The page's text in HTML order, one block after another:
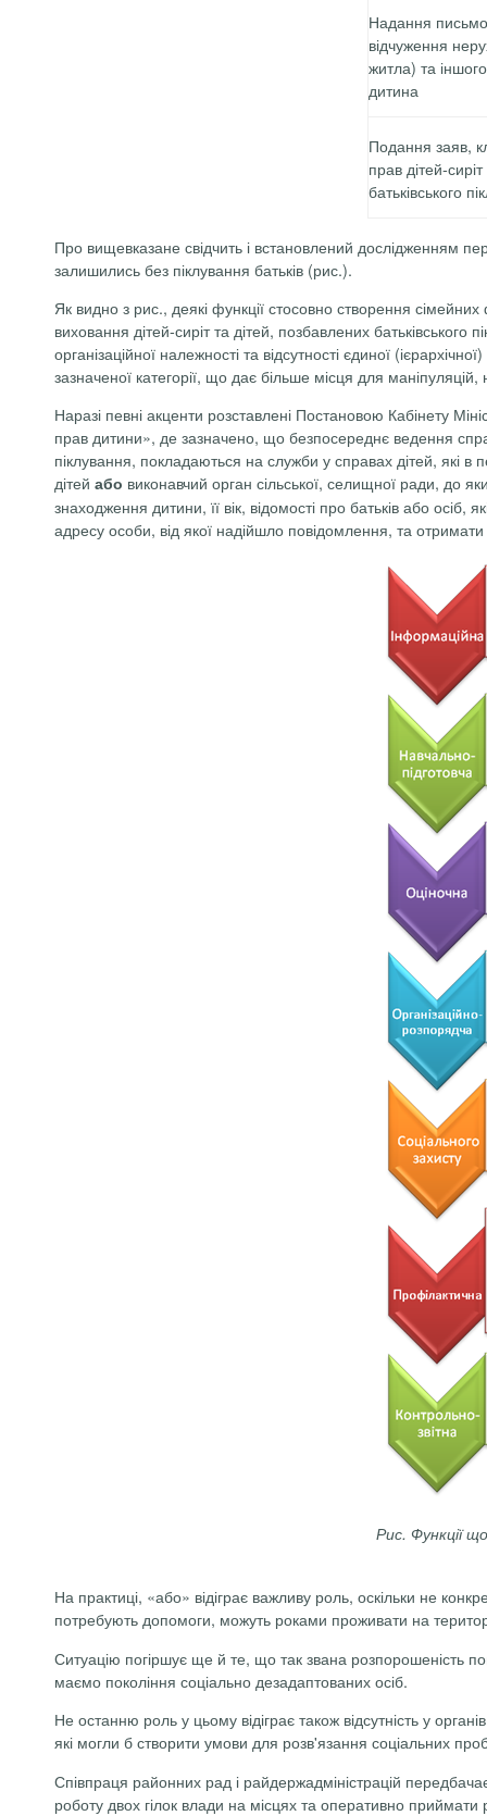
Надання
відчуження
житла) та
дитина
Подання заяв,
прав дітей-
батьківського
Про вищевказане свідчить і встановлений дослідженням
залишились без піклування батьків (рис.).
Як видно з рис., деякі функції стосовно створення
виховання дітей-сиріт та дітей, позбавлених
організаційної належності та відсутності єдиної
зазначеної категорії, що дає більше місця для
Наразі певні акценти розставлені Постановою Кабінету
прав дитини», де зазначено, що безпосереднє ведення
піклування, покладаються на служби у справах дітей, які в
дітей або виконавчий орган сільської, селищної ради, до
знаходження дитини, її вік, відомості про батьків або осіб,
адресу особи, від якої надійшло повідомлення, та
Рис. Функції
На практиці, «або» відіграє важливу роль, оскільки не
потребують допомоги, можуть роками проживати на
Ситуацію погіршує ще й те, що так звана розпорошеність
маємо покоління соціально дезадаптованихосіб.
Не останню роль у цьому відіграє також відсутністьу
які могли б створити умови для розв'язання соціальних
Співпраця районних рад і райдержадміністрацій
роботу двох гілок влади на місцях та оперативно приймати